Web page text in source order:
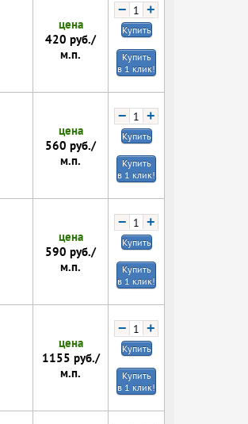
цена
420 руб./
м.п.
− +
Купить
Купить
в 1 клик!
цена
560 руб./
м.п.
− +
Купить
Купить
в 1 клик!
цена
590 руб./
м.п.
− +
Купить
Купить
в 1 клик!
цена
1155 руб./
м.п.
− +
Купить
Купить
в 1 клик!